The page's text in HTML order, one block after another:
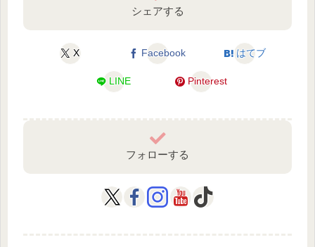
シェアする
X Facebook はてブ
LINE Pinterest
フォローする